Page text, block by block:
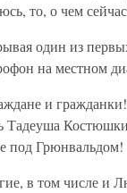
то, о чем
один из
на местном
и
Тадеуша
под Грюнвальдом!
в том числе и